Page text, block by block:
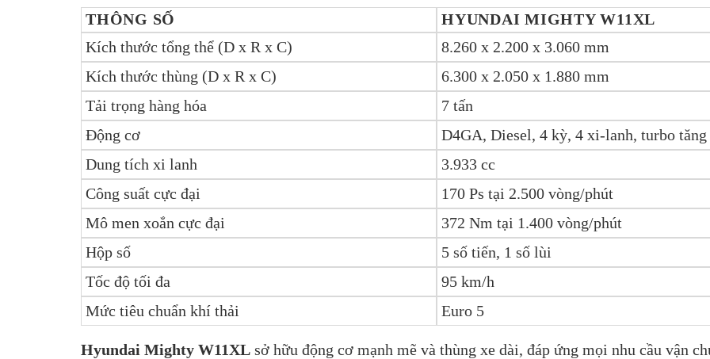
THÔNG SỐ
HYUNDAI MIGHTY W11XL
Kích thước tổng thể (D x R x C)
8.260 x 2.200 x 3.060 mm
Kích thước thùng (D x R x C)
6.300 x 2.050 x 1.880 mm
Tải trọng hàng hóa
7 tấn
Động cơ
D4GA, Diesel, 4 kỳ, 4 xi-lanh, turbo tăng
Dung tích xi lanh
3.933 cc
Công suất cực đại
170 Ps tại 2.500 vòng/phút
Mô men xoắn cực đại
372 Nm tại 1.400 vòng/phút
Hộp số
5 số tiến, 1 số lùi
Tốc độ tối đa
95 km/h
Mức tiêu chuẩn khí thải
Euro 5
Hyundai Mighty W11XL sở hữu động cơ mạnh mẽ và thùng xe dài, đáp ứng mọi nhu cầu vận